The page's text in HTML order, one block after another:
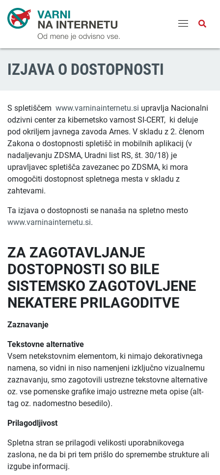
IZJAVA O DOSTOPNOSTI
S spletiščem www.varninainternetu.si upravlja Nacionalni
odzivni center za kibernetsko varnost SI-CERT, ki deluje
pod okriljem javnega zavoda Arnes. V skladu z 2. členom
Zakona o dostopnosti spletišč in mobilnih aplikacij (v
nadaljevanju ZDSMA, Uradni list RS, št. 30/18) je
upravljavec spletišča zavezanec po ZDSMA, ki mora
omogočiti dostopnost spletnega mesta v skladu z
zahtevami.
Ta izjava o dostopnosti se nanaša na spletno mesto
www.varninainternetu.si.
ZA ZAGOTAVLJANJE
DOSTOPNOSTI SO BILE
SISTEMSKO ZAGOTOVLJENE
NEKATERE PRILAGODITVE
Zaznavanje
Tekstovne alternative
Vsem netekstovnim elementom, ki nimajo dekorativnega
namena, so vidni in niso namenjeni izključno vizualnemu
zaznavanju, smo zagotovili ustrezne tekstovne alternative
oz. vse pomenske grafike imajo ustrezne meta opise (alt-
tag oz. nadomestno besedilo).
Prilagodljivost
Spletna stran se prilagodi velikosti uporabnikovega
zaslona, ne da bi pri tem prišlo do spremembe strukture ali
izgube informacij.